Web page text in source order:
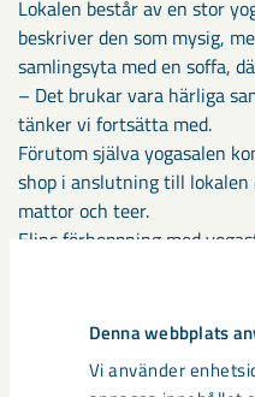
Denna webbplats
Vi använder
Lokalen består av en stor
beskriver den som mysig,
samlingsyta med en soffa,
– Det brukar vara härliga
tänker vi fortsätta med.
Förutom själva yogasalen
shop i anslutning till lokalen
mattor och teer.
Elins förhoppning med
alla, även för barn, och så